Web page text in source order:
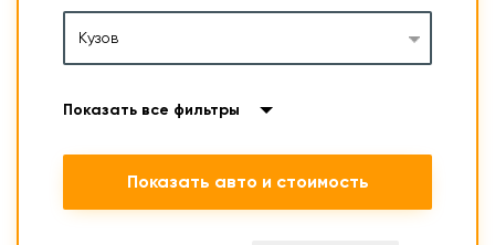
Кузов
Показать все фильтры
Показать авто и стоимость